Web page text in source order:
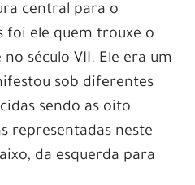
central para o
foi ele quem trouxe o
século VII. Ele era um
sob diferentes
sendo as oito
representadas neste
da esquerda para